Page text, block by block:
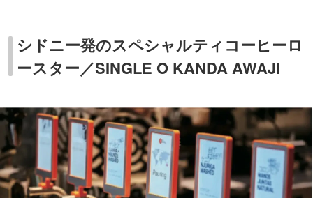
シドニー発のスペシャルティコーヒーロ
ースター／SINGLE O KANDA AWAJI